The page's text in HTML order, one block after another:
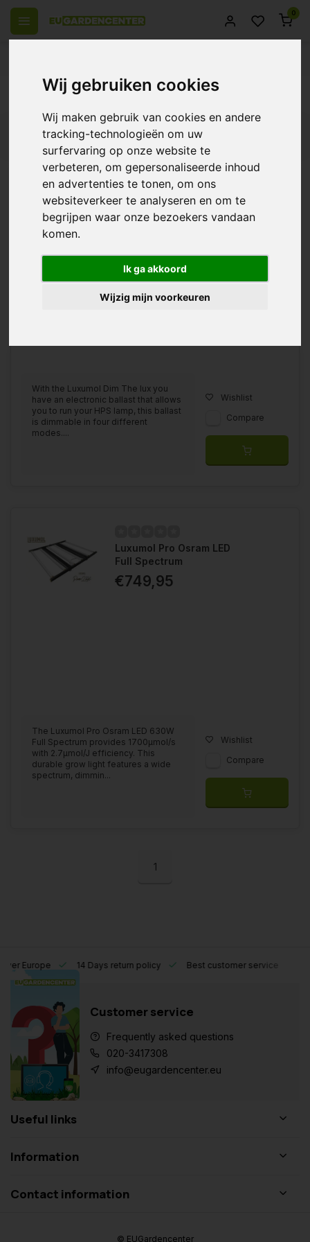
Wij gebruiken cookies
Wij maken gebruik van cookies en andere
tracking-technologieën om uw
surfervaring op onze website te
verbeteren, om gepersonaliseerde inhoud
en advertenties te tonen, om ons
websiteverkeer te analyseren en om te
begrijpen waar onze bezoekers vandaan
komen.
Ik ga akkoord
Wijzig mijn voorkeuren
0
Back
Luxumol Dim The lux
With the Luxumol Dim The lux you
have an electronic ballast that allows
you to run your HPS lamp, this ballast
is dimmable in four different
modes....
Wishlist
Compare
Luxumol Pro Osram LED
Full Spectrum
€749,95
The Luxumol Pro Osram LED 630W
Full Spectrum provides 1700μmol/s
with 2.7μmol/J efficiency. This
durable grow light features a wide
spectrum, dimmin...
Wishlist
Compare
1
Europe 14 Days return policy Best customer service
Customer service
Frequently asked questions
020-3417308
info@eugardencenter.eu
Useful links
Information
Contact information
© EUGardencenter